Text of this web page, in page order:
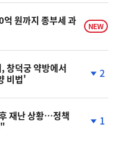
하
락
원까지 종부세 과
NEW
창덕궁 약방에서
비법'
하
2
재난 상황…정책
1